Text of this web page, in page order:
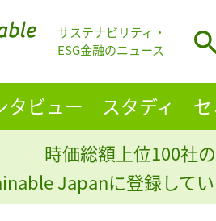
サステナビリティ・
ESG金融のニュース
タビュー スタディ
時価総額上位100社
Japanに登録して